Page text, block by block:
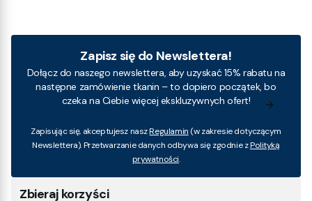
Zbieraj korzyści
Zapisz się do Newslettera!
Dołącz do naszego newslettera, aby uzyskać 15% rabatu na
następne zamówienie tkanin – to dopiero początek, bo
czeka na Ciebie więcej ekskluzywnych ofert!
Zapisując się, akceptujesz naszRegulamin (w zakresie dotyczącym
Newslettera). Przetwarzanie danych odbywa się zgodnie zPolityką
prywatności.